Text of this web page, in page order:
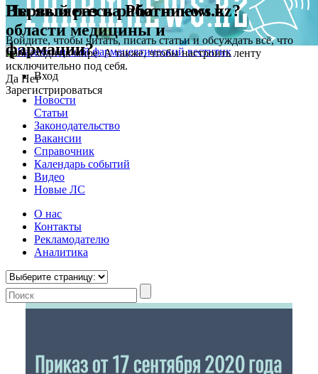
Первый раз на Pharmnews.kz?
Войдите, чтобы читать, писать статьи и обсуждать всё, что
происходит в мире. А также, чтобы настроить ленту
исключительно под себя.
Зарегистрироваться
Вы являетесь работником в
области медицины и
фармации?
Да НетВход
Новости
Статьи
Законодательство
Вакансии
Справочник
Календарь событий
Видео
Новые ЛС
О нас
Контакты
Рекламодателю
Аналитика